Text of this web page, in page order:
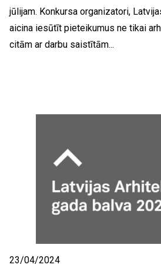
jūlijam. Konkursa organizatori,
aicina iesūtīt pieteikumus ne tikai
citām ar darbu saistītām...
23/04/2024